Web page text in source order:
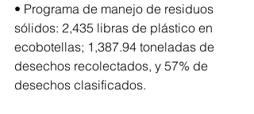
• Programa de manejo de residuos
sólidos: 2,435 libras de plástico en
ecobotellas; 1,387.94 toneladas de
desechos recolectados, y 57% de
desechos clasificados.